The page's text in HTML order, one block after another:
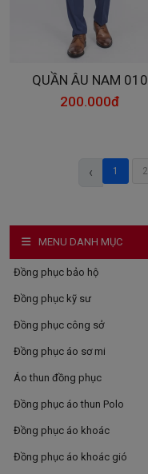
QUẦN ÂU NAM 010
200.000đ
‹ 1 2
MENU DANH MỤC
Đồng phục bảo hộ
Đồng phục kỹ sư
Đồng phục công sở
Đồng phục áo sơ mi
Áo thun đồng phục
Đồng phục áo thun Polo
Đồng phục áo khoác
Đồng phục áo khoác gió